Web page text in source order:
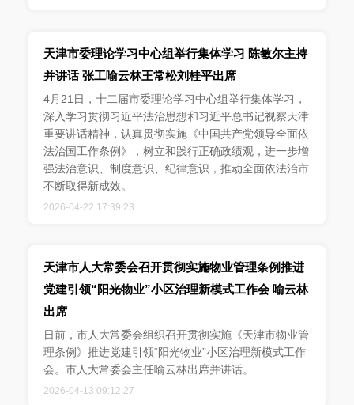
天津市委理论学习中心组举行集体学习 陈敏尔主持
并讲话 张工喻云林王常松刘桂平出席
4月21日，十二届市委理论学习中心组举行集体学习，
深入学习贯彻习近平法治思想和习近平总书记视察天津
重要讲话精神，认真贯彻实施《中国共产党领导全面依
法治国工作条例》，树立和践行正确政绩观，进一步增
强法治意识、制度意识、纪律意识，推动全面依法治市
不断取得新成效。
2026-04-22 17:39:23
天津市人大常委会召开贯彻实施物业管理条例推进
党建引领“阳光物业”小区治理新模式工作会 喻云林
出席
日前，市人大常委会组织召开贯彻实施《天津市物业管
理条例》推进党建引领“阳光物业”小区治理新模式工作
会。市人大常委会主任喻云林出席并讲话。
2026-04-13 09:12:27